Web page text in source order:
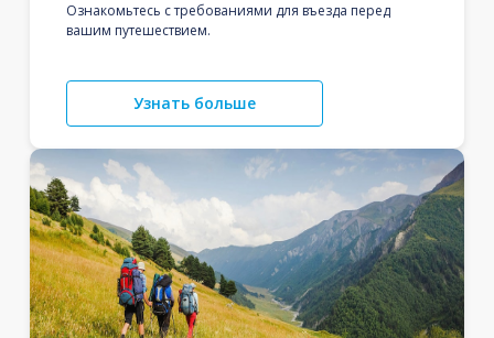
Ознакомьтесь с требованиями для въезда перед
вашим путешествием.
Узнать больше